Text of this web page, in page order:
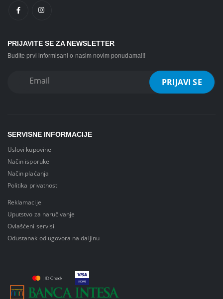
PRIJAVITE SE ZA NEWSLETTER
Budite prvi informisani o nasim novim ponudama!!!
SERVISNE INFORMACIJE
Uslovi kupovine
Način isporuke
Način plaćanja
Politika privatnosti
Reklamacije
Uputstvo za naručivanje
Ovlašćeni servisi
Odustanak od ugovora na daljinu